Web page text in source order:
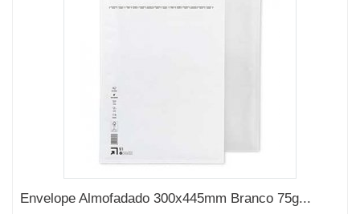
Envelope Almofadado 300x445mm Branco 75g...